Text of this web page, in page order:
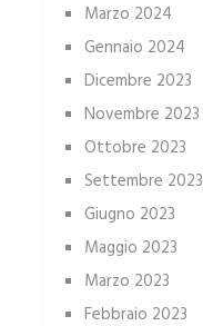
Marzo 2024
Gennaio 2024
Dicembre 2023
Novembre 2023
Ottobre 2023
Settembre 2023
Giugno 2023
Maggio 2023
Marzo 2023
Febbraio 2023